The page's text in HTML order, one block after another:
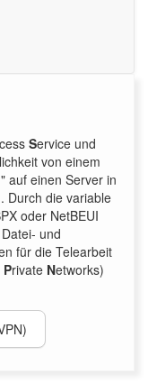
Service und
von einem
auf einen Server in
Durch die variable
oder NetBEUI
und
für die Telearbeit
Private Networks)